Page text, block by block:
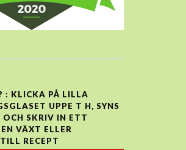
: KLICKA PÅ LILLA
UPPE T H, SYNS
OCH SKRIV IN ETT
VÄXT ELLER
RECEPT